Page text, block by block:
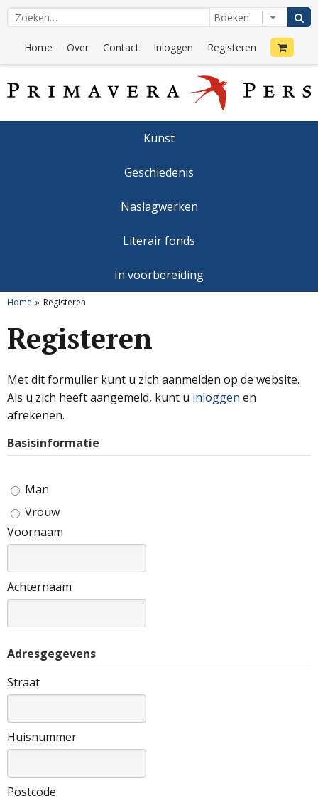
Home Over Contact Inloggen Registeren
Kunst
Geschiedenis
Naslagwerken
Literair fonds
In voorbereiding
Home Registeren
Registeren
Met dit formulier kunt u zich aanmelden op de website.
Als u zich heeft aangemeld, kunt u inloggen en
afrekenen.
Basisinformatie
Man
Vrouw
Voornaam
Achternaam
Adresgegevens
Straat
Huisnummer
Postcode